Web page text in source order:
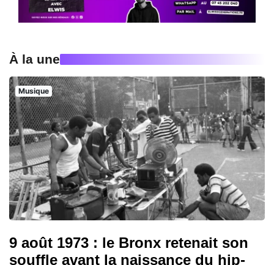
À la une
Musique
9 août 1973 : le Bronx retenait son
souffle avant la naissance du hip-